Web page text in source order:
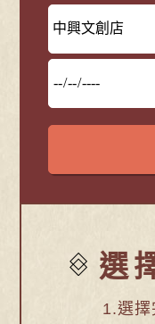
選
1.選擇